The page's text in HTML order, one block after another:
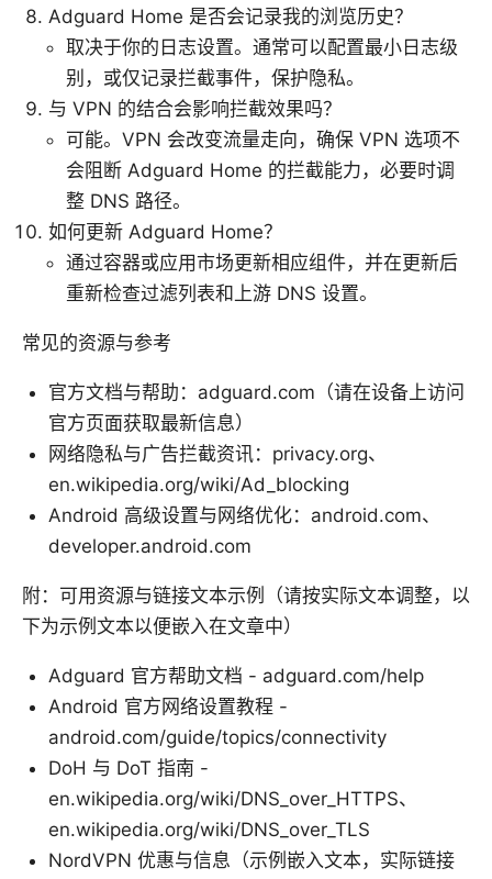
Adguard Home 是否会记录我的浏览历史？
取决于你的日志设置。通常可以配置最小日志级
别，或仅记录拦截事件，保护隐私。
与 VPN 的结合会影响拦截效果吗？
可能。VPN 会改变流量走向，确保 VPN 选项不
会阻断 Adguard Home 的拦截能力，必要时调
整 DNS 路径。
如何更新 Adguard Home？
通过容器或应用市场更新相应组件，并在更新后
重新检查过滤列表和上游 DNS 设置。
常见的资源与参考
官方文档与帮助：adguard.com（请在设备上访问
官方页面获取最新信息）
网络隐私与广告拦截资讯：privacy.org、
en.wikipedia.org/wiki/Ad_blocking
Android 高级设置与网络优化：android.com、
developer.android.com
附：可用资源与链接文本示例（请按实际文本调整，以
下为示例文本以便嵌入在文章中）
Adguard 官方帮助文档 - adguard.com/help
Android 官方网络设置教程 -
android.com/guide/topics/connectivity
DoH 与 DoT 指南 -
en.wikipedia.org/wiki/DNS_over_HTTPS、
en.wikipedia.org/wiki/DNS_over_TLS
NordVPN 优惠与信息（示例嵌入文本，实际链接